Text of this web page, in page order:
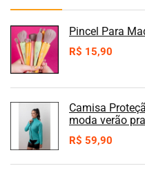
Pincel Para
R$ 15,90
Camisa
moda verão
R$ 59,90